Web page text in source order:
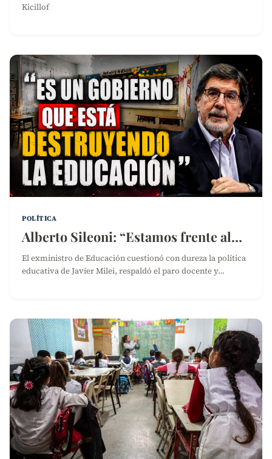
Kicillof
POLÍTICA
Alberto Sileoni: “Estamos frente al…
El exministro de Educación cuestionó con dureza la política
educativa de Javier Milei, respaldó el paro docente y…